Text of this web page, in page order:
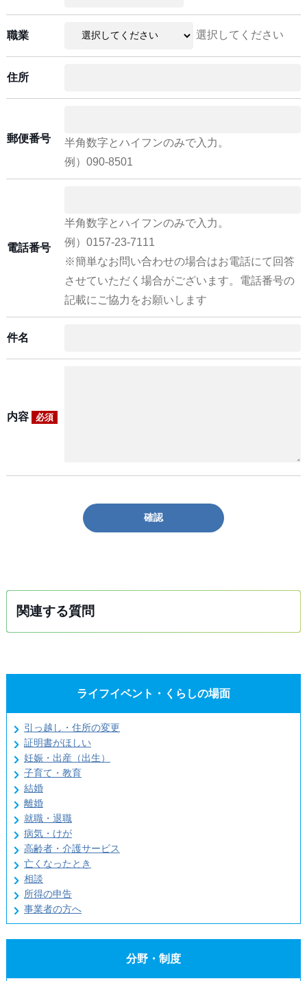
職業 選択してください
住所
郵便番号
半角数字とハイフンのみで入力。
例）090-8501
電話番号
半角数字とハイフンのみで入力。
例）0157-23-7111
※簡単なお問い合わせの場合はお電話にて回答
させていただく場合がございます。電話番号の
記載にご協力をお願いします
件名
内容 必須
確認
関連する質問
ライフイベント・くらしの場面
引っ越し・住所の変更
証明書がほしい
妊娠・出産（出生）
子育て・教育
結婚
離婚
就職・退職
病気・けが
高齢者・介護サービス
亡くなったとき
相談
所得の申告
事業者の方へ
分野・制度